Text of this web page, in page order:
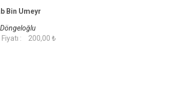
Bin Umeyr
:
200,00 ₺